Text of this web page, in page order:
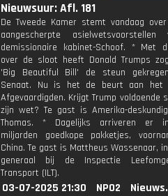
Nieuwsuur: Afl. 181
De Tweede Kamer stemt vandaag
aangescherpte
demissionaire kabinet-Schoof. * Met
over de sloot heeft Donald Trumps
'Big Beautiful Bill' de steun
Senaat. Nu is het de beurt aan het
Afgevaardigden. Krijgt Trump voldoende
zijn wet? Te gast is Amerika-
Thomas. * Dagelijks arriveren er
miljarden goedkope pakketjes,
China. Te gast is Mattheus Wassenaar,
generaal bij de Inspectie
Transport (ILT).
03-07-2025 21:30 NPO2